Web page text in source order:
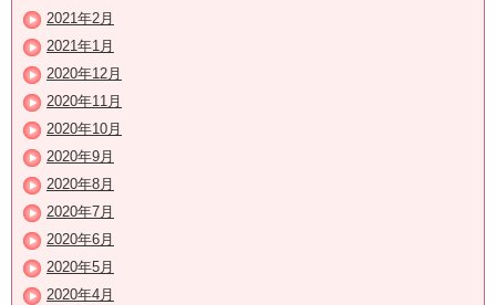
2021年2月
2021年1月
2020年12月
2020年11月
2020年10月
2020年9月
2020年8月
2020年7月
2020年6月
2020年5月
2020年4月